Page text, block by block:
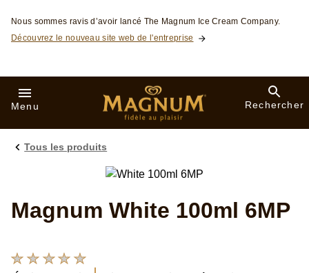
Skip to:
Nous sommes ravis d’avoir lancé The Magnum Ice Cream Company.
Découvrez le nouveau site web de l'entreprise
Menu Rechercher
Tous les produits
Magnum White 100ml 6MP
Aucune
évaluation